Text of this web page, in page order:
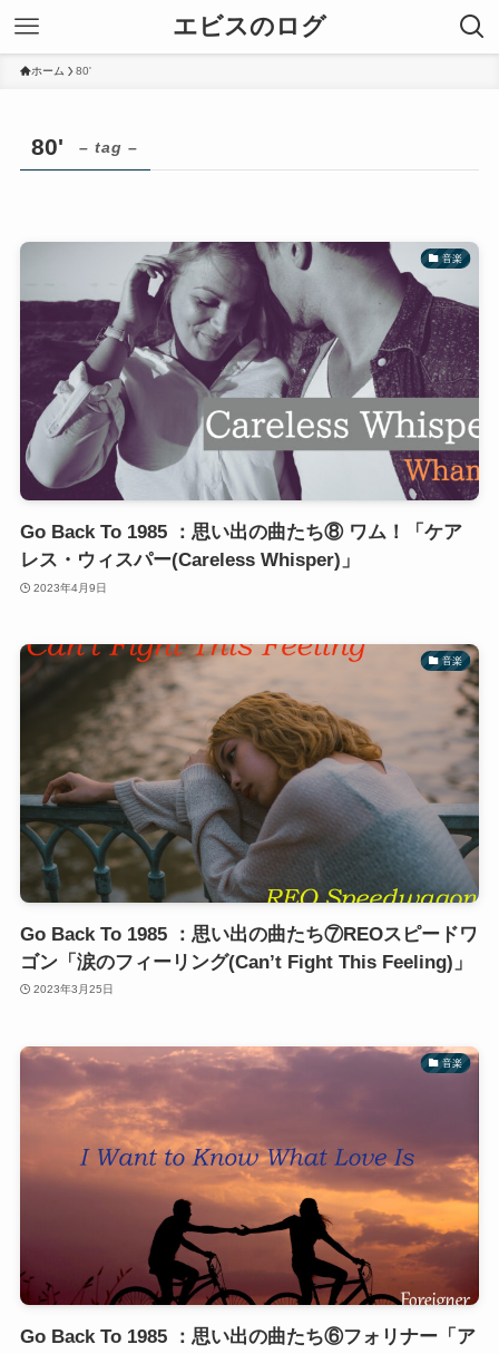
エビスのログ
ホーム 80'
80' – tag –
音楽
Go Back To 1985 ：思い出の曲たち⑧ ワム！「ケア
レス・ウィスパー(Careless Whisper)」
2023年4月9日
音楽
Go Back To 1985 ：思い出の曲たち⑦REOスピードワ
ゴン「涙のフィーリング(Can’t Fight This Feeling)」
2023年3月25日
音楽
Go Back To 1985 ：思い出の曲たち⑥フォリナー「ア